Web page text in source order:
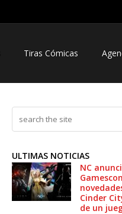
Tiras Cómicas
ULTIMAS NOTICIAS
NC
Cinder
de un